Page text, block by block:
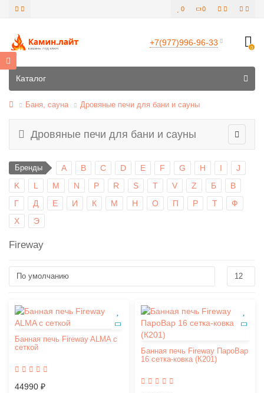
0
0
+7(977)996-96-33
0
Каталог
Баня, сауна Дровяные печи для бани и сауны
Дровяные печи для бани и сауны
Бренды A B C D E F G H I
J
K
L M N P R S T V Z Б
В
Г
Д Е И К М Н О П Р Т
Ф
Х
Э
Fireway
Банная печь Fireway ALMA с
сеткой
44990 ₽
Банная печь Fireway ПароВар
16 сетка-ковка (К201)